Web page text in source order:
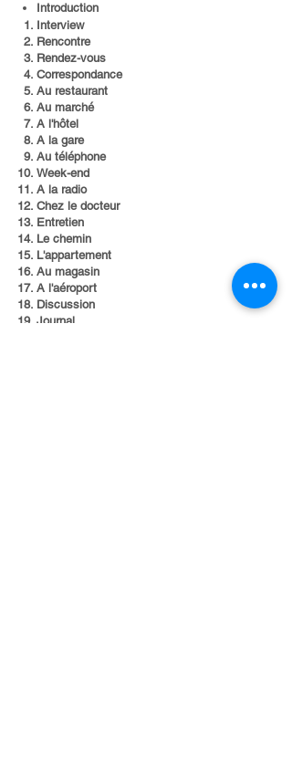
Introduction​
Interview
Rencontre
Rendez-vous
Correspondance
Au restaurant
Au marché
A l'hôtel
A la gare
Au téléphone
Week-end
A la radio
Chez le docteur
Entretien
Le chemin
L'appartement
Au magasin
A l'aéroport
Discussion
Journal